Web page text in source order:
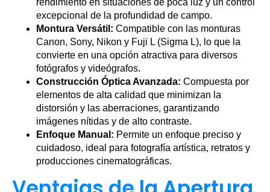
rendimiento en situaciones de poca luz y un control
excepcional de la profundidad de campo.
Montura Versátil: Compatible con las monturas
Canon, Sony, Nikon y Fuji L (Sigma L), lo que la
convierte en una opción atractiva para diversos
fotógrafos y videógrafos.
Construcción Óptica Avanzada: Compuesta por
elementos de alta calidad que minimizan la
distorsión y las aberraciones, garantizando
imágenes nítidas y de alto contraste.
Enfoque Manual: Permite un enfoque preciso y
cuidadoso, ideal para fotografía artística, retratos y
producciones cinematográficas.